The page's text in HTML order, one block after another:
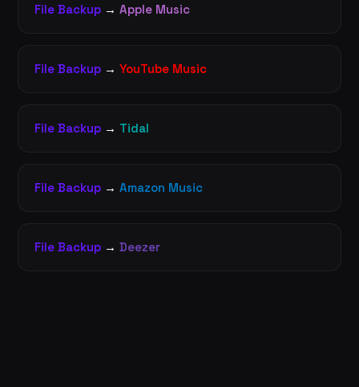
File Backup → Apple Music
File Backup → YouTube Music
File Backup → Tidal
File Backup → Amazon Music
File Backup → Deezer